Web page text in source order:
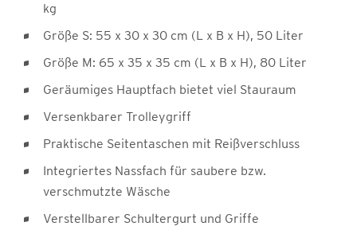
kg
Größe S: 55 x 30 x 30 cm (L x B x H), 50 Liter
Größe M: 65 x 35 x 35 cm (L x B x H), 80 Liter
Geräumiges Hauptfach bietet viel Stauraum
Versenkbarer Trolleygriff
Praktische Seitentaschen mit Reißverschluss
Integriertes Nassfach für saubere bzw.
verschmutzte Wäsche
Verstellbarer Schultergurt und Griffe